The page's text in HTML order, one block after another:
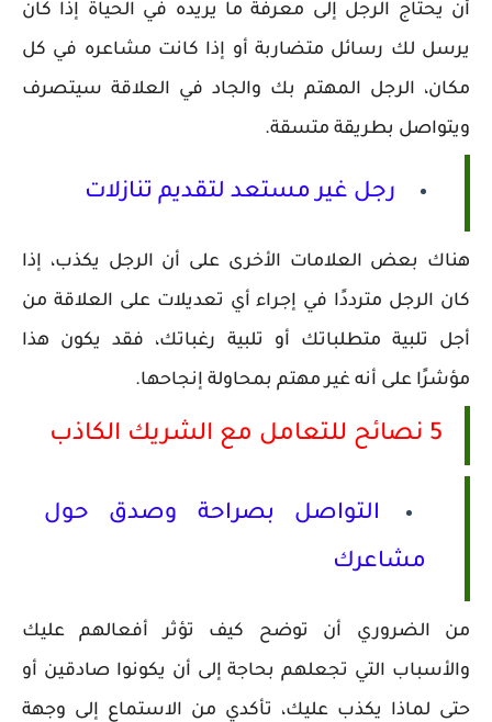
أن يحتاج الرجل إلى معرفة ما يريده في الحياة إذا كان
يرسل لك رسائل متضاربة أو إذا كانت مشاعره في كل
مكان، الرجل المهتم بك والجاد في العلاقة سيتصرف
ويتواصل بطريقة متسقة.
رجل غير مستعد لتقديم تنازلات
هناك بعض العلامات الأخرى على أن الرجل يكذب، إذا
كان الرجل مترددًا في إجراء أي تعديلات على العلاقة من
أجل تلبية متطلباتك أو تلبية رغباتك، فقد يكون هذا
مؤشرًا على أنه غير مهتم بمحاولة إنجاحها.
5 نصائح للتعامل مع الشريك الكاذب
التواصل بصراحة وصدق حول
مشاعرك
من الضروري أن توضح كيف تؤثر أفعالهم عليك
والأسباب التي تجعلهم بحاجة إلى أن يكونوا صادقين أو
حتى لماذا يكذب عليك، تأكدي من الاستماع إلى وجهة